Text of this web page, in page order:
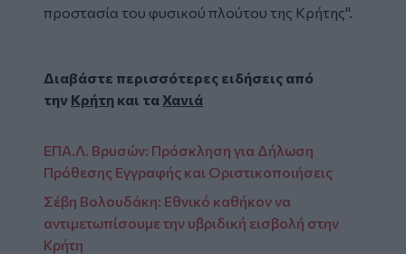
προστασία του φυσικού πλούτου της Κρήτης".
Διαβάστε περισσότερες ειδήσεις από
την Κρήτη και τα Χανιά
ΕΠΑ.Λ. Βρυσών: Πρόσκληση για Δήλωση
Πρόθεσης Εγγραφής και Οριστικοποιήσεις
Σέβη Βολουδάκη: Εθνικό καθήκον να
αντιμετωπίσουμε την υβριδική εισβολή στην
Κρήτη